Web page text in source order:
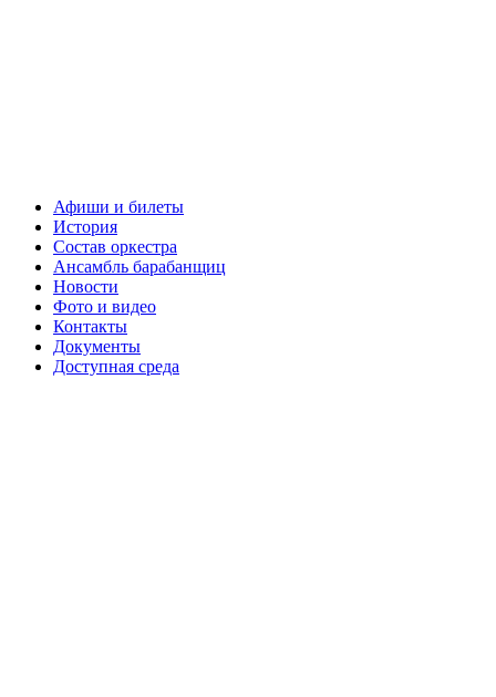
Афиши и билеты
История
Состав оркестра
Ансамбль барабанщиц
Новости
Фото и видео
Контакты
Документы
Доступная среда